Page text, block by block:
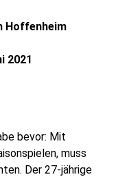
Hoffenheim
2021
bevor: Mit
muss
Der 27-jährige